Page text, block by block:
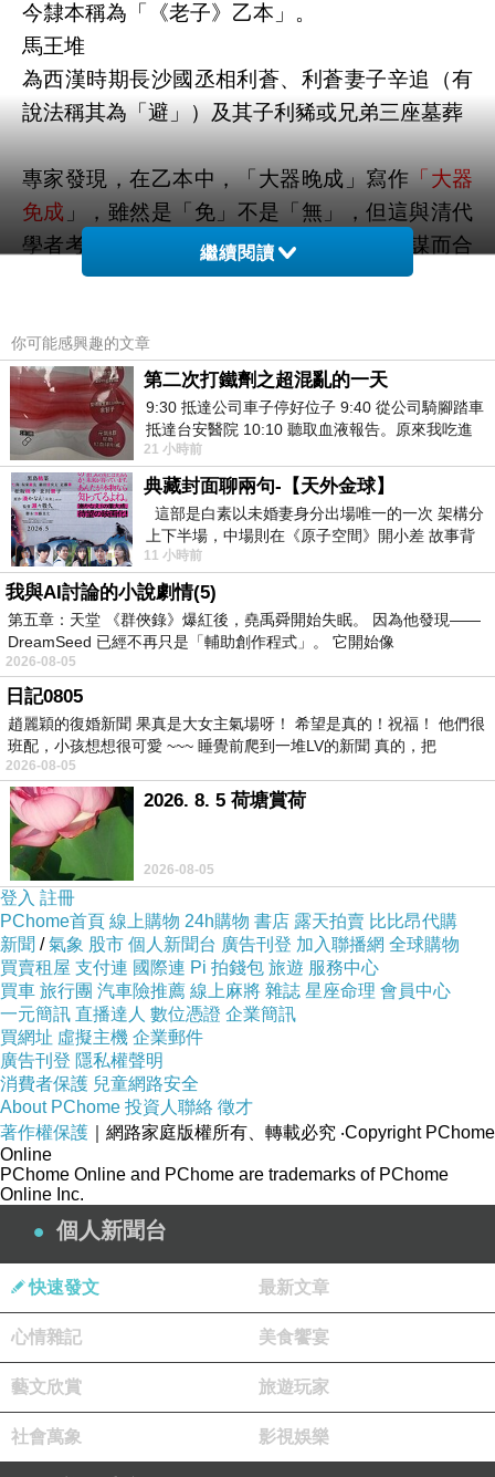
今隸本稱為「《老子》乙本」。
馬王堆
為西漢時期長沙國丞相利蒼、利蒼妻子辛追（有
說法稱其為「避」）及其子利豨或兄弟三座墓葬
專家發現，在乙本中，「大器晚成」寫作 「大器
免成 」，雖然是「免」不是「無」，但這與清代
學者考證出的「大器無成」在意思上是不謀而合
直到1993年，湖北荊門戰國楚墓中再次出土了一
種比漢馬王堆墓更早版本的《老子》。這本書
中，既非「大器晚成」，也非「大器免成」，而
是寫作「大器曼成」。
先秦「曼」的確有「無」意，「大器曼成」即
「大器無成」在語言學上有根據。他認為，「大
器晚成」與下一句「大音希聲」連在一起，應該
這樣翻譯：大器之人看上去似無所成就，大的音
響聽起來反而沒有聲。
果然有網路的時代真好…一查即解決年少的疑
惑。
這種千古誤會，還有李太白的舉頭望山月
的大江東去浪聲沉
反正那些人爽就好。
我覺得文字的謬誤，造成整段文章解釋跟意境不
同，推切出正確用語，也是我爽的就好。
上一篇：人設你也相信
下一篇：上戰場與服兵役的假議題
大器 仍然是 器
孔子 主張 君子不器
據 莊子《外篇•秋水》記載，楚威王 曾派人邀請 莊
周為 楚國 宰相。莊子 以寧為 泥中嬉戲的活烏龜，
繼續閱讀
你可能感興趣的文章
第二次打鐵劑之超混亂的一天
9:30 抵達公司車子停好位子 9:40 從公司騎腳踏車
抵達台安醫院 10:10 聽取血液報告。原來我吃進
去的 B12 彌可保並非沒有吸收而是超
21 小時前
典藏封面聊兩句-【天外金球】
這部是白素以未婚妻身分出場唯一的一次 架構分
上下半場，中場則在《原子空間》開小差 故事背
景影射西藏境外流亡 地下組織
11 小時前
我與AI討論的小說劇情(5)
第五章：天堂 《群俠錄》爆紅後，堯禹舜開始失眠。 因為他發現——
DreamSeed 已經不再只是「輔助創作程式」。 它開始像
2026-08-05
日記0805
趙麗穎的復婚新聞 果真是大女主氣場呀！ 希望是真的！祝福！ 他們很
班配，小孩想想很可愛 ~~~ 睡覺前爬到一堆LV的新聞 真的，把
2026-08-05
2026. 8. 5 荷塘賞荷
2026-08-05
登入 註冊
PChome首頁 線上購物 24h購物 書店 露天拍賣 比比昂代購
新聞 /氣象 股市 個人新聞台 廣告刊登 加入聯播網 全球購物
買賣租屋 支付連 國際連 Pi 拍錢包 旅遊 服務中心
買車 旅行團 汽車險推薦 線上麻將 雜誌 星座命理 會員中心
一元簡訊 直播達人 數位憑證 企業簡訊
買網址 虛擬主機 企業郵件
廣告刊登 隱私權聲明
消費者保護 兒童網路安全
About PChome 投資人聯絡 徵才
著作權保護 ｜網路家庭版權所有、轉載必究 ‧Copyright PChome
Online
PChome Online and PChome are trademarks of PChome
Online Inc.
個人新聞台
快速發文 最新文章
心情雜記 美食饗宴
藝文欣賞 旅遊玩家
社會萬象 影視娛樂